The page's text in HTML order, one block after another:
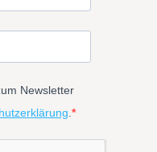
Newsletter